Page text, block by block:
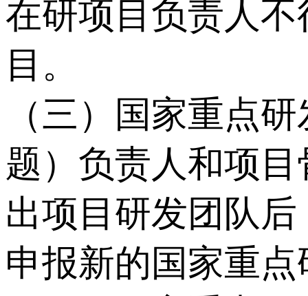
在研项目负责人
目。
（三）国家重点
题）负责人和项
出项目研发团队
申报新的国家重